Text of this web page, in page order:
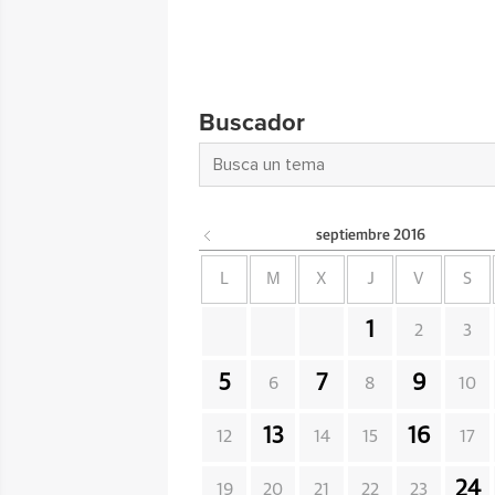
Buscador
septiembre 2016
L M X J V S
1 2 3
5 6 7 8 9 10
12 13 14 15 16 17
19 20 21 22 23 24